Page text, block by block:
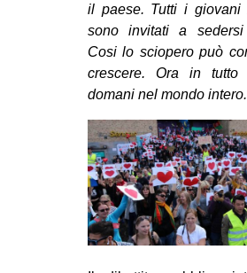
il paese. Tutti i giovani
sono invitati a
Cosi lo sciopero può
crescere. Ora in tutto
domani nel mondo